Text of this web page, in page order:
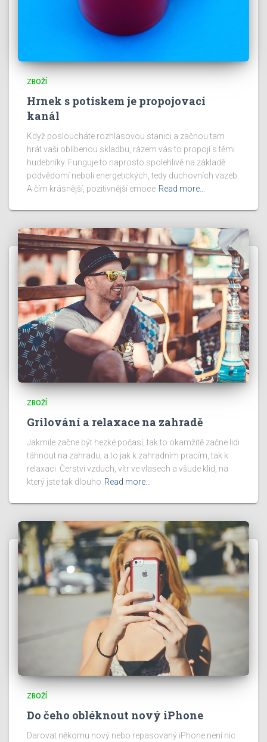
ZBOŽÍ
Hrnek s potiskem je propojovací
kanál
Když posloucháte rozhlasovou stanici a začnou tam
hrát vaši oblíbenou skladbu, rázem vás to propojí s těmi
hudebníky. Funguje to naprosto spolehlivě na základě
podvědomí neboli energetických, tedy duchovních vazeb.
A čím krásnější, pozitivnější emoce Read more…
ZBOŽÍ
Grilování a relaxace na zahradě
Jakmile začne být hezké počasí, tak to okamžitě začne lidi
táhnout na zahradu, a to jak k zahradním pracím, tak k
relaxaci. Čerství vzduch, vítr ve vlasech a všude klid, na
který jste tak dlouho Read more…
ZBOŽÍ
Do čeho obléknout nový iPhone
Darovat někomu nový nebo repasovaný iPhone není nic